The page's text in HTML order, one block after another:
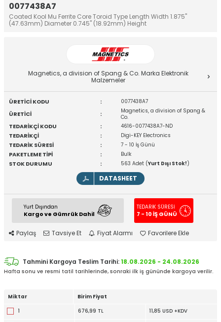
0077438A7
Coated Kool Mu Ferrite Core Toroid Type Length Width 1.875"
(47.63mm) Diameter 0.745" (18.92mm) Height
Magnetics, a division of Spang & Co. Marka Elektronik
Malzemeler
ÜRETİCİ KODU : 0077438A7
ÜRETİCİ :
Magnetics, a division of Spang &
Co.
TEDARİKÇİ KODU : 4616-0077438A7-ND
TEDARİKÇİ : Digi-KEY Electronics
TEDARİK SÜRESİ : 7 - 10 İş Günü
PAKETLEME TİPİ : Bulk
STOK DURUMU : 563 Adet (Yurt Dışı Stok!)
DATASHEET
Yurt Dışından
Kargo ve Gümrük Dahil
TEDARİK SÜRESİ
7 - 10 İŞ GÜNÜ
Paylaş Tavsiye Et Fiyat Alarmı Favorilere Ekle
Tahmini Kargoya Teslim Tarihi:18.08.2026 - 24.08.2026
Hafta sonu ve resmi tatil tarihlerinde, sonraki ilk iş gününde kargoya verilir.
Miktar
Birim Fiyat
1
676,99 TL 11,85 USD +KDV